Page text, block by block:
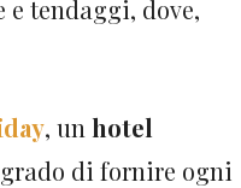
e tendaggi, dove,
, un hotel
di fornire ogni